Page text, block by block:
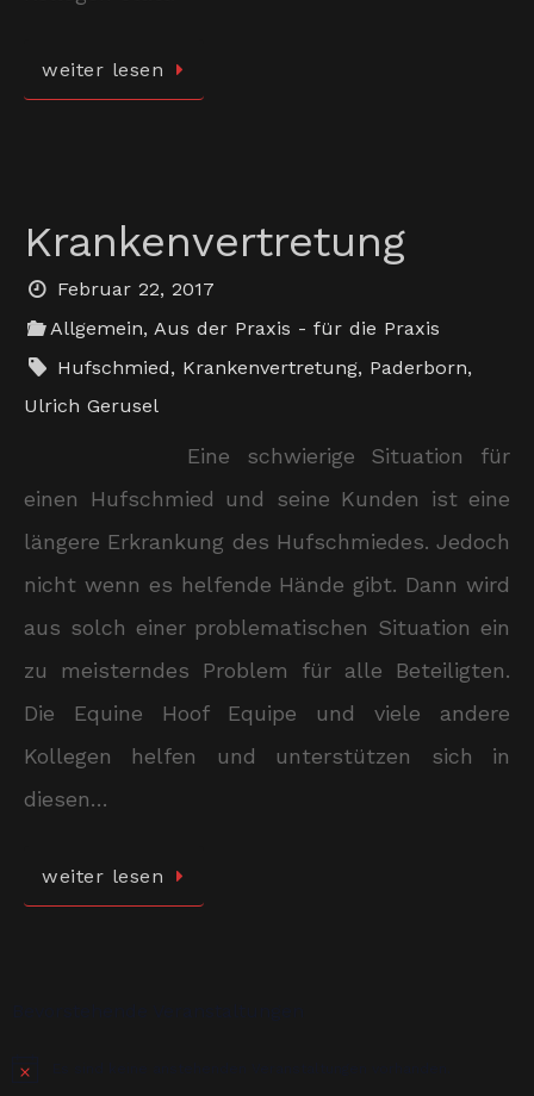
weiter lesen
Krankenvertretung
Februar 22, 2017
Allgemein,Aus der Praxis - für die Praxis
Hufschmied, Krankenvertretung, Paderborn,
Ulrich Gerusel
Eine schwierige Situation für
einen Hufschmied und seine Kunden ist eine
längere Erkrankung des Hufschmiedes. Jedoch
nicht wenn es helfende Hände gibt. Dann wird
aus solch einer problematischen Situation ein
zu meisterndes Problem für alle Beteiligten.
Die Equine Hoof Equipe und viele andere
Kollegen helfen und unterstützen sich in
diesen…
weiter lesen
Hinweis